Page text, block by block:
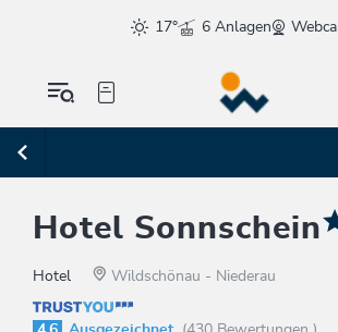
17° 6 Anlagen
Hotel Sonnschein
Hotel Wildschönau - Niederau